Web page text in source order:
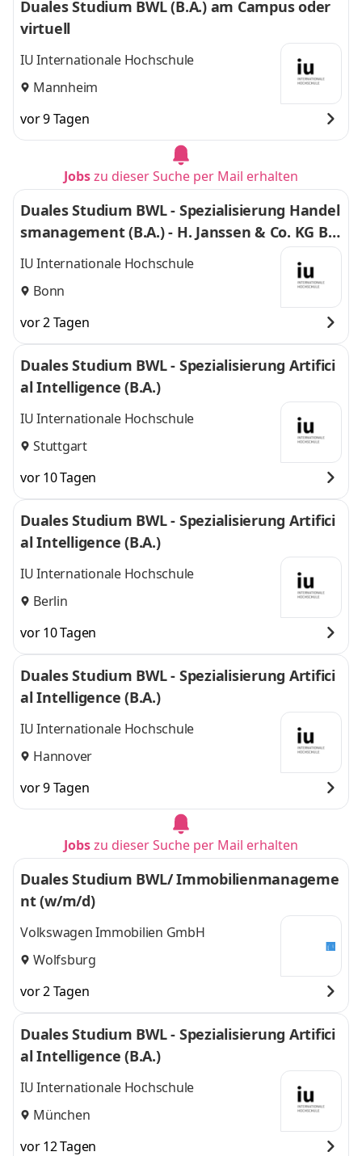
Duales Studium BWL (B.A.) am Campus oder
virtuell
IU Internationale Hochschule
Mannheim
vor 9 Tagen
Jobszu dieser Suche per Mail erhalten
Duales Studium BWL - Spezialisierung Handel
smanagement (B.A.) - H. Janssen & Co. KG Bo
nn
IU Internationale Hochschule
Bonn
vor 2 Tagen
Duales Studium BWL - Spezialisierung Artifici
al Intelligence (B.A.)
IU Internationale Hochschule
Stuttgart
vor 10 Tagen
Duales Studium BWL - Spezialisierung Artifici
al Intelligence (B.A.)
IU Internationale Hochschule
Berlin
vor 10 Tagen
Duales Studium BWL - Spezialisierung Artifici
al Intelligence (B.A.)
IU Internationale Hochschule
Hannover
vor 9 Tagen
Jobszu dieser Suche per Mail erhalten
Duales Studium BWL/ Immobilienmanageme
nt (w/m/d)
Volkswagen Immobilien GmbH
Wolfsburg
vor 2 Tagen
Duales Studium BWL - Spezialisierung Artifici
al Intelligence (B.A.)
IU Internationale Hochschule
München
vor 12 Tagen